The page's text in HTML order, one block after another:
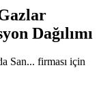
Dağılımı
San... firması için